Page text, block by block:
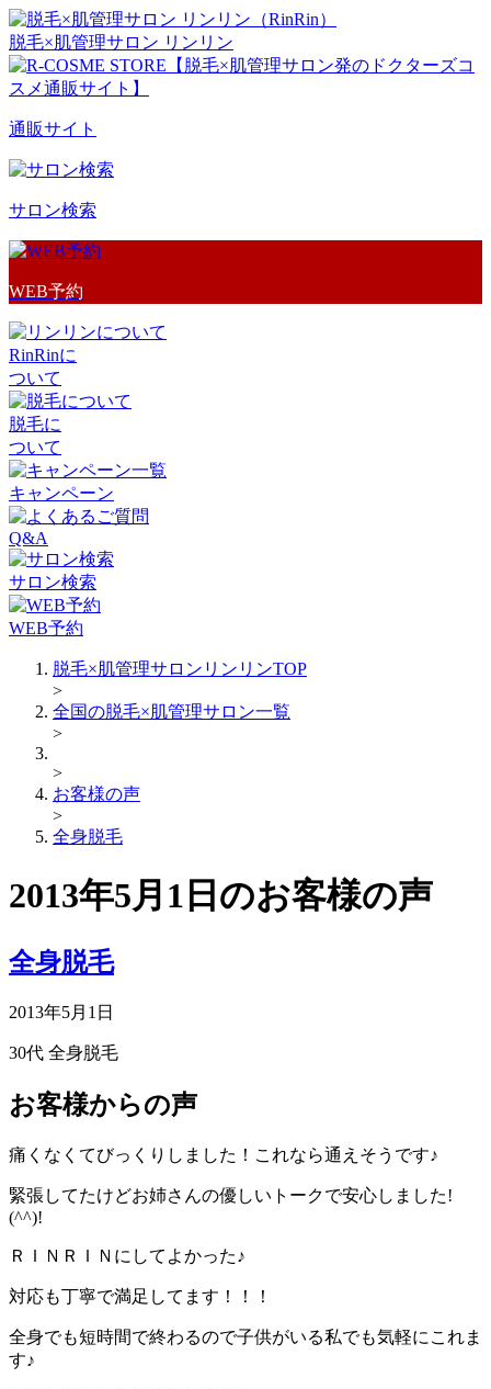
脱毛×肌管理サロン リンリン
通販サイト
サロン検索
WEB予約
RinRinに
ついて
脱毛に
ついて
キャンペーン
Q&A
サロン検索
WEB予約
脱毛×肌管理サロンリンリンTOP
>
全国の脱毛×肌管理サロン一覧
>
>
お客様の声
>
全身脱毛
2013年5月1日のお客様の声
全身脱毛
2013年5月1日
30代 全身脱毛
お客様からの声
痛くなくてびっくりしました！これなら通えそうです♪
緊張してたけどお姉さんの優しいトークで安心しました!
(^^)!
ＲＩＮＲＩＮにしてよかった♪
対応も丁寧で満足してます！！！
全身でも短時間で終わるので子供がいる私でも気軽にこれま
す♪